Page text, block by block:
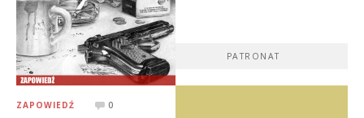
ZAPOWIEDŹ
0
PATRONAT